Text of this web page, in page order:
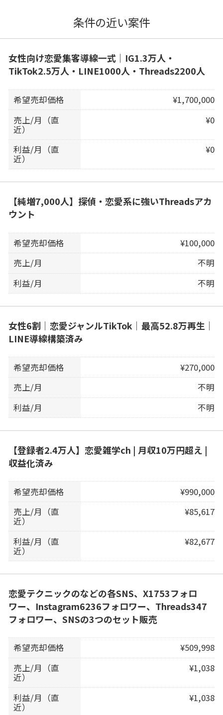
条件の近い案件
女性向け恋愛集客導線一式｜IG1.3万人・
TikTok2.5万人・LINE1000人・Threads2200人
希望売却価格
¥1,700,000
売上/月（直
近）
¥0
利益/月（直
近）
¥0
【純増7,000人】探偵・恋愛系に強いThreadsアカ
ウント
希望売却価格
¥100,000
売上/月
不明
利益/月
不明
女性6割｜恋愛ジャンルTikTok｜最高52.8万再生｜
LINE導線構築済み
希望売却価格
¥270,000
売上/月
不明
利益/月
不明
【登録者2.4万人】恋愛雑学ch | 月収10万円超え |
収益化済み
希望売却価格
¥990,000
売上/月（直
近）
¥85,617
利益/月（直
近）
¥82,677
恋愛テクニックのなどの各SNS、X1753フォロ
ワー、Instagram6236フォロワー、Threads347
フォロワー、SNSの3つのセット販売
希望売却価格
¥509,998
売上/月（直
近）
¥1,038
利益/月（直
近）
¥1,038